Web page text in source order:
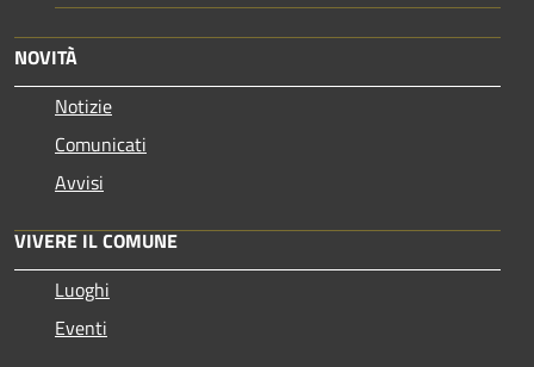
NOVITÀ
Notizie
Comunicati
Avvisi
VIVERE IL COMUNE
Luoghi
Eventi